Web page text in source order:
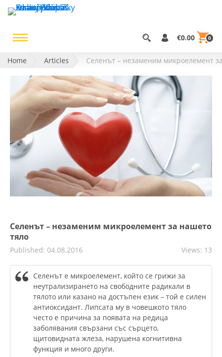
€0.00 0
Home Articles Селенът – незаменим микроелемент
Селенът – незаменим микроелемент за нашето
тяло
Published: 04.08.2016 Views: 13
Селенът е микроелемент, който се грижи за
неутрализирането на свободните радикали в
тялото или казано на достъпен език – той е силен
антиоксидант. Липсата му в човешкото тяло
често е причина за появата на редица
заболявания свързани със сърцето,
щитовидната жлеза, нарушена когнитивна
функция и много други.